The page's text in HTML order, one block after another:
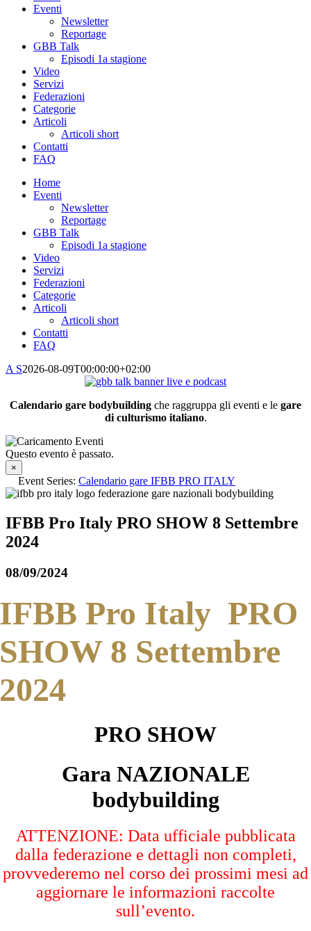
Eventi
Newsletter
Reportage
GBB Talk
Episodi 1a stagione
Video
Servizi
Federazioni
Categorie
Articoli
Articoli short
Contatti
FAQ
Home
Eventi
Newsletter
Reportage
GBB Talk
Episodi 1a stagione
Video
Servizi
Federazioni
Categorie
Articoli
Articoli short
Contatti
FAQ
A S2026-08-09T00:00:00+02:00
Calendario gare bodybuilding che raggruppa gli eventi e le gare
di culturismo italiano.
Questo evento è passato.
×
Event Series: Calendario gare IFBB PRO ITALY
IFBB Pro Italy PRO SHOW 8 Settembre
2024
08/09/2024
IFBB Pro Italy PRO
SHOW 8 Settembre
2024
PRO SHOW
Gara NAZIONALE
bodybuilding
ATTENZIONE: Data ufficiale pubblicata
dalla federazione e dettagli non completi,
provvederemo nel corso dei prossimi mesi ad
aggiornare le informazioni raccolte
sull’evento.